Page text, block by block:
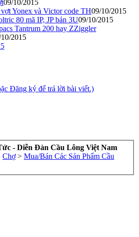
09/10/2015
Yonex và Victor code TH09/10/2015
80 mã IP, JP bản 3U09/10/2015
Tantrum 200 hay ZZiggler
2015
Đăng ký để trả lời bài viết.)
- Diễn Đàn Cầu Lông Việt Nam
Chợ > Mua/Bán Các Sản Phẩm Cầu